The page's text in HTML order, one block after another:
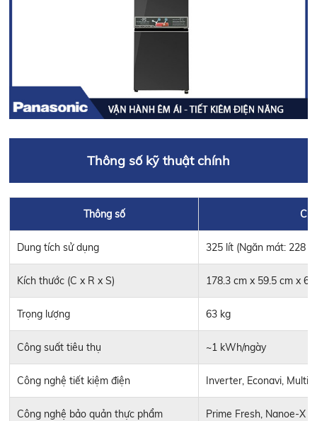
Thông số kỹ thuật chính
Thông số
Dung tích sử dụng 325 lít (Ngăn mát: 228
Kích thước (C x R x S) 178.3 cm x 59.5 cm x
Trọng lượng 63 kg
Công suất tiêu thụ ~1 kWh/ngày
Công nghệ tiết kiệm điện Inverter, Econavi, Multi
Công nghệ bảo quản thực phẩm Prime Fresh, Nanoe-X